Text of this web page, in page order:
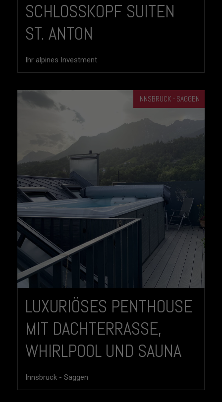
SCHLOSSKOPF SUITEN
ST. ANTON
Ihr alpines Investment
LUXURIÖSES PENTHOUSE
MIT DACHTERRASSE,
WHIRLPOOL UND SAUNA
Innsbruck - Saggen
INNSBRUCK - SAGGEN